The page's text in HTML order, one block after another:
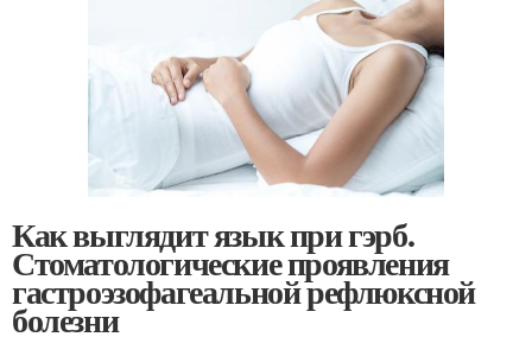
Как выглядит язык при гэрб.
Стоматологические проявления
гастроэзофагеальной рефлюксной
болезни